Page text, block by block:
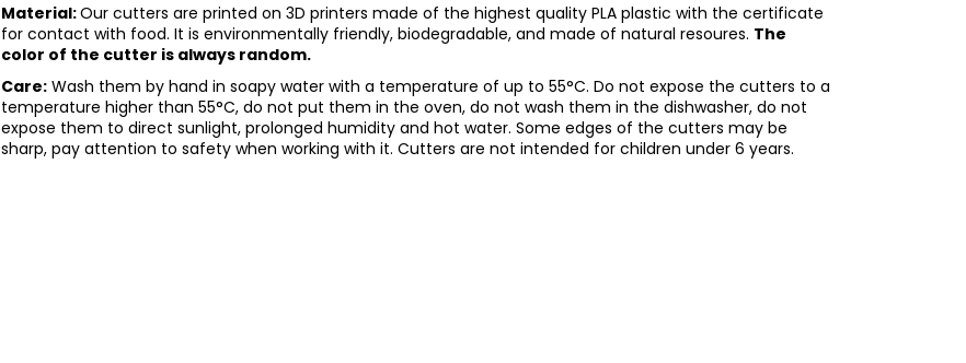
Material:Our cutters are printed on 3D printers made of the highest quality PLA plastic with the certificate
for contact with food. It is environmentally friendly, biodegradable, and made of natural resoures. The
color of the cutter is always random.
Care: Wash them by hand in soapy water with a temperature of up to 55°C. Do not expose the cutters to a
temperature higher than 55°C, do not put them in the oven, do not wash them in the dishwasher, do not
expose them to direct sunlight, prolonged humidity and hot water. Some edges of the cutters may be
sharp, pay attention to safety when working with it. Cutters are not intended for children under 6 years.